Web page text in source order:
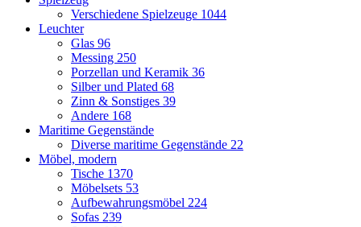
Verschiedene Spielzeuge 1044
Leuchter
Glas 96
Messing 250
Porzellan und Keramik 36
Silber und Plated 68
Zinn & Sonstiges 39
Andere 168
Maritime Gegenstände
Diverse maritime Gegenstände 22
Möbel, modern
Tische 1370
Möbelsets 53
Aufbewahrungsmöbel 224
Sofas 239